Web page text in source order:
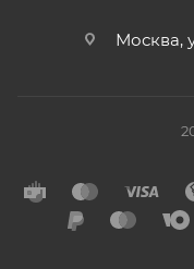
Москва,